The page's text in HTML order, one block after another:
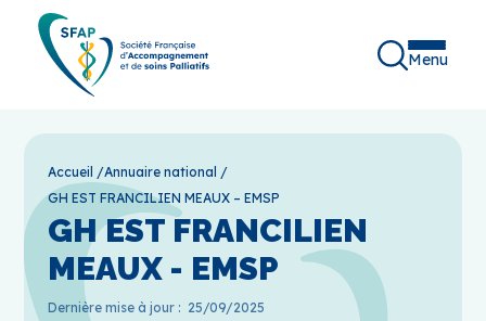
Menu
Accueil /Annuaire national /
GH EST FRANCILIEN MEAUX – EMSP
GH EST FRANCILIEN
MEAUX - EMSP
Dernière mise à jour : 25/09/2025